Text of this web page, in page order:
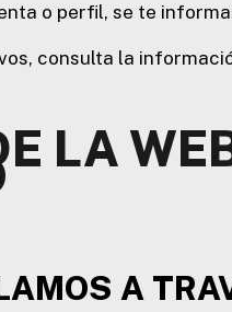
o perfil, se te
consulta la
LA
A